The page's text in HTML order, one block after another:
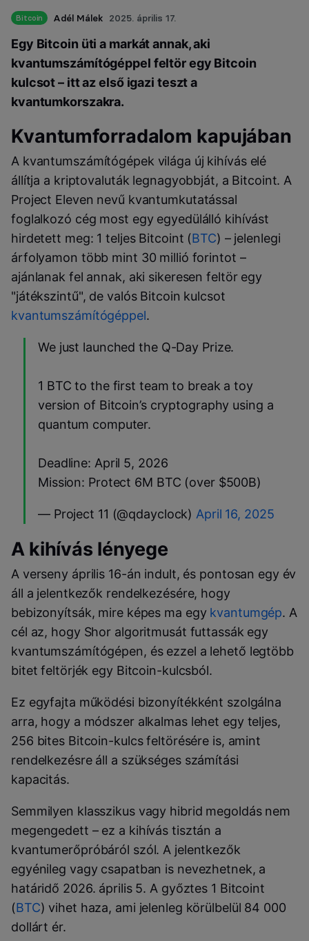
Bitcoin Adél Málek 2025. április 17.
Egy Bitcoin üti a markát annak, aki
kvantumszámítógéppel feltör egy Bitcoin
kulcsot – itt az első igazi teszt a
kvantumkorszakra.
Kvantumforradalom kapujában
A kvantumszámítógépek világa új kihívás elé
állítja a kriptovaluták legnagyobbját, a Bitcoint. A
Project Eleven nevű kvantumkutatással
foglalkozó cég most egy egyedülálló kihívást
hirdetett meg: 1 teljes Bitcoint (BTC) – jelenlegi
árfolyamon több mint 30 millió forintot –
ajánlanak fel annak, aki sikeresen feltör egy
"játékszintű", de valós Bitcoin kulcsot
kvantumszámítógéppel.
We just launched the Q-Day Prize.
1 BTC to the first team to break a toy
version of Bitcoin’s cryptography using a
quantum computer.
Deadline: April 5, 2026
Mission: Protect 6M BTC (over $500B)
— Project 11 (@qdayclock) April 16, 2025
A kihívás lényege
A verseny április 16-án indult, és pontosan egy év
áll a jelentkezők rendelkezésére, hogy
bebizonyítsák, mire képes ma egy kvantumgép. A
cél az, hogy Shor algoritmusát futtassák egy
kvantumszámítógépen, és ezzel a lehető legtöbb
bitet feltörjék egy Bitcoin-kulcsból.
Ez egyfajta működési bizonyítékként szolgálna
arra, hogy a módszer alkalmas lehet egy teljes,
256 bites Bitcoin-kulcs feltörésére is, amint
rendelkezésre áll a szükséges számítási
kapacitás.
Semmilyen klasszikus vagy hibrid megoldás nem
megengedett – ez a kihívás tisztán a
kvantumerőpróbáról szól. A jelentkezők
egyénileg vagy csapatban is nevezhetnek, a
határidő 2026. április 5. A győztes 1 Bitcoint
(BTC) vihet haza, ami jelenleg körülbelül 84 000
dollárt ér.